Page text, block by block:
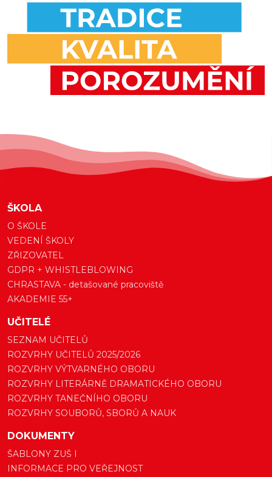
ŠKOLA
O ŠKOLE
VEDENÍ ŠKOLY
ZŘIZOVATEL
GDPR + WHISTLEBLOWING
CHRASTAVA - detašované pracoviště
AKADEMIE 55+
UČITELÉ
SEZNAM UČITELŮ
ROZVRHY UČITELŮ 2025/2026
ROZVRHY VÝTVARNÉHO OBORU
ROZVRHY LITERÁRNĚ DRAMATICKÉHO OBORU
ROZVRHY TANEČNÍHO OBORU
ROZVRHY SOUBORŮ, SBORŮ A NAUK
DOKUMENTY
ŠABLONY ZUŠ I
INFORMACE PRO VEŘEJNOST